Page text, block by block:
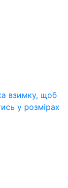
взимку, щоб
у розмірах